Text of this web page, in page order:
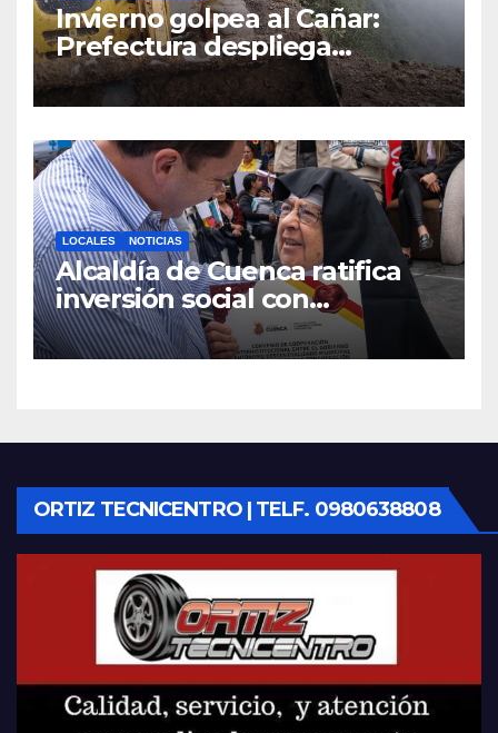
Invierno golpea al Cañar:
Prefectura despliega
maquinaria en toda la
provincia para mantener las
LOCALES NOTICIAS
Alcaldía de Cuenca ratifica
inversión social con
fundaciones e instituciones
locales
ORTIZ TECNICENTRO | TELF. 0980638808